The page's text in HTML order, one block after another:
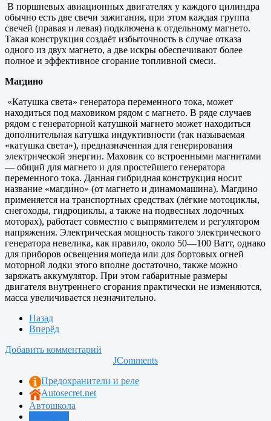
В поршневых авиационных двигателях у каждого цилиндра
обычно есть две свечи зажигания, при этом каждая группа
свечей (правая и левая) подключена к отдельному магнето.
Такая конструкция создаёт избыточность в случае отказа
одного из двух магнето, а две искры обеспечивают более
полное и эффективное сгорание топливной смеси.
Магдино
«Катушка света» генератора переменного тока, может
находиться под маховиком рядом с магнето. В ряде случаев
рядом с генераторной катушкой магнето может находиться
дополнительная катушка индуктивности (так называемая
«катушка света»), предназначенная для генерирования
электрической энергии. Маховик со встроенными магнитами
— общий для магнето и для простейшего генератора
переменного тока. Данная гибридная конструкция носит
название «магди́но» (от магнето и динамомашина). Магдино
применяется на транспортных средствах (лёгкие мотоциклы,
снегоходы, гидроциклы, а также на подвесных лодочных
моторах), работает совместно с выпрямителем и регулятором
напряжения. Электрическая мощность такого электрического
генератора невелика, как правило, около 50—100 Ватт, однако
для приборов освещения мопеда или для бортовых огней
моторной лодки этого вполне достаточно, также можно
заряжать аккумулятор. При этом габаритные размеры
двигателя внутреннего сгорания практически не изменяются,
масса увеличивается незначительно.
Назад
Вперёд
Добавить комментарий
JComments
Предохранители и реле
Autosecret.net
Автошкола